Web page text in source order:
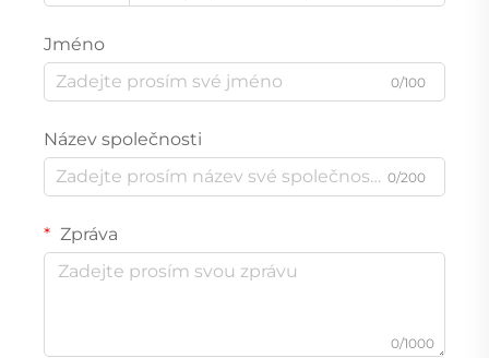
Jméno
0/100
Název společnosti
0/200
Zpráva
0/1000